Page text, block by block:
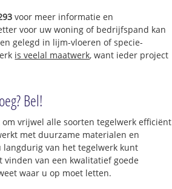
voor meer informatie en
voor uw woning of bedrijfspand kan
gelegd in lijm-vloeren of specie-
is veelal maatwerk, want ieder project
Bel!
vrijwel alle soorten tegelwerk efficiënt
met duurzame materialen en
van het tegelwerk kunt
vinden van een kwalitatief goede
waar u op moet letten.